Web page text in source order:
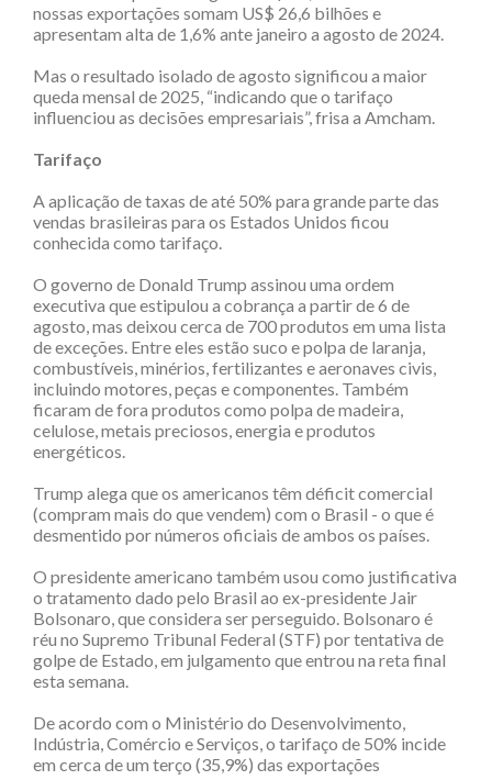
nossas exportações somam US$ 26,6 bilhões e
apresentam alta de 1,6% ante janeiro a agosto de 2024.
Mas o resultado isolado de agosto significou a maior
queda mensal de 2025, “indicando que o tarifaço
influenciou as decisões empresariais”, frisa a Amcham.
Tarifaço
A aplicação de taxas de até 50% para grande parte das
vendas brasileiras para os Estados Unidos ficou
conhecida como tarifaço.
O governo de Donald Trump assinou uma ordem
executiva que estipulou a cobrança a partir de 6 de
agosto, mas deixou cerca de 700 produtos em uma lista
de exceções. Entre eles estão suco e polpa de laranja,
combustíveis, minérios, fertilizantes e aeronaves civis,
incluindo motores, peças e componentes. Também
ficaram de fora produtos como polpa de madeira,
celulose, metais preciosos, energia e produtos
energéticos.
Trump alega que os americanos têm déficit comercial
(compram mais do que vendem) com o Brasil - o que é
desmentido por números oficiais de ambos os países.
O presidente americano também usou como justificativa
o tratamento dado pelo Brasil ao ex-presidente Jair
Bolsonaro, que considera ser perseguido. Bolsonaro é
réu no Supremo Tribunal Federal (STF) por tentativa de
golpe de Estado, em julgamento que entrou na reta final
esta semana.
De acordo com o Ministério do Desenvolvimento,
Indústria, Comércio e Serviços, o tarifaço de 50% incide
em cerca de um terço (35,9%) das exportações